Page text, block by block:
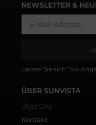
NEWSLETTER &
Lassen Sie sich Top-
ÜBER SUNVISTA
Über Uns
Kontakt